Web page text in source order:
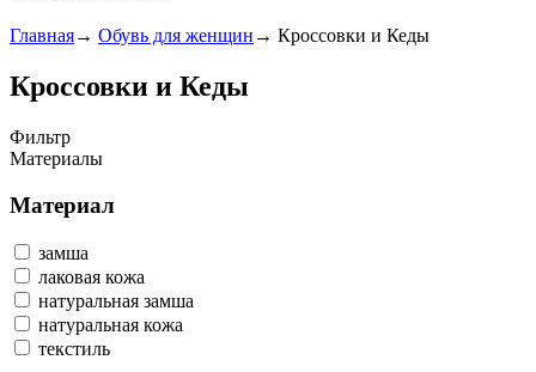
Главная→ Обувь для женщин → Кроссовки и Кеды
Кроссовки и Кеды
Фильтр
Материалы
Материал
замша
лаковая кожа
натуральная замша
натуральная кожа
текстиль